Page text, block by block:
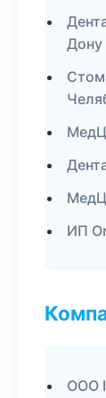
Дону
ИП
ООО